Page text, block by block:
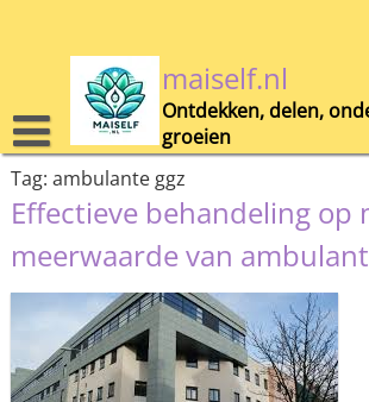
maiself.nl
Ontdekken, delen,
groeien
Tag: ambulante ggz
Effectieve behandeling op
meerwaarde van